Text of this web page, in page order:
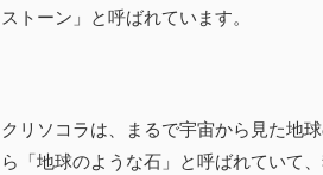
ストーン」と呼ばれています。
クリソコラは、まるで宇宙から見た地
ら「地球のような石」と呼ばれていて